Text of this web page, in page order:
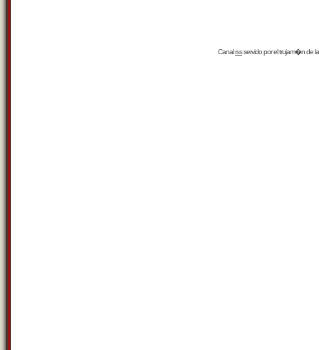
Canalrssservido por eltrujam�nde